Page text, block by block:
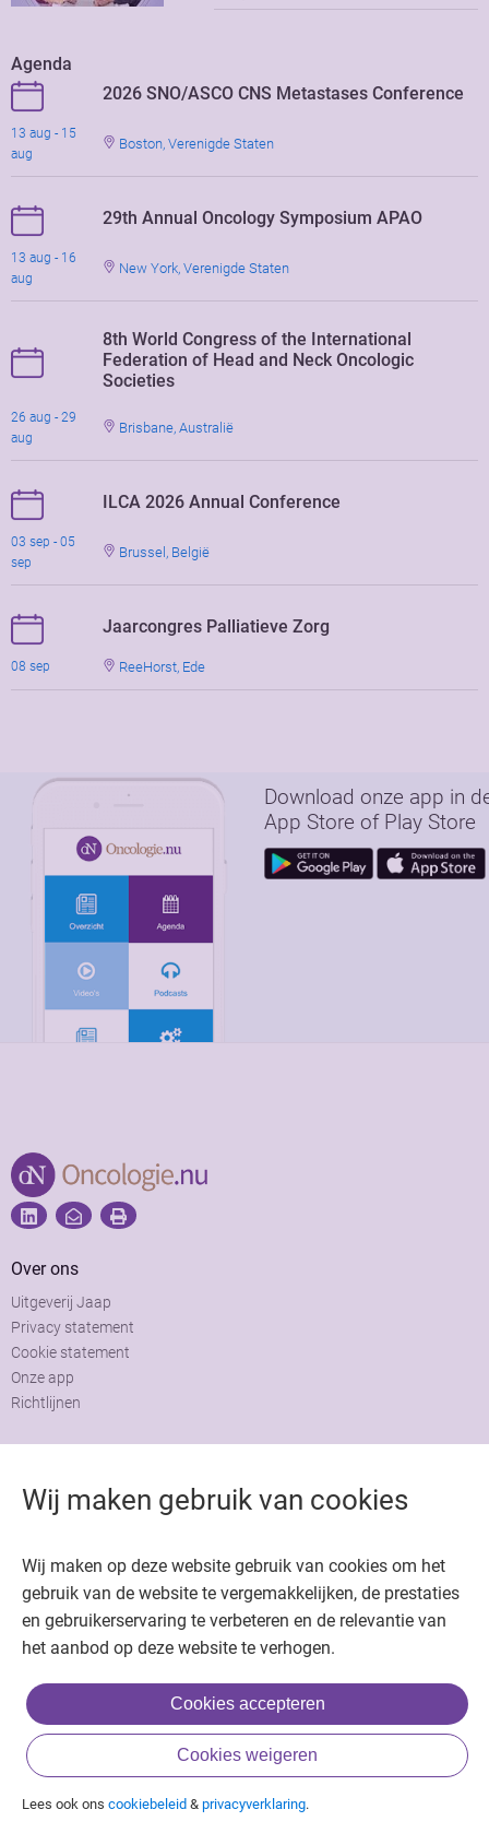
Wij maken gebruik van cookies
Wij maken op deze website gebruik van cookies om het
gebruik van de website te vergemakkelijken, de prestaties
en gebruikerservaring te verbeteren en de relevantie van
het aanbod op deze website te verhogen.
Cookies accepteren
Cookies weigeren
Lees ook ons cookiebeleid & privacyverklaring.
Agenda
2026 SNO/ASCO CNS Metastases Conference
13 aug - 15
aug
Boston, Verenigde Staten
29th Annual Oncology Symposium APAO
13 aug - 16
aug
New York, Verenigde Staten
8th World Congress of the International
Federation of Head and Neck Oncologic
Societies
26 aug - 29
aug
Brisbane, Australië
ILCA 2026 Annual Conference
03 sep - 05
sep
Brussel, België
Jaarcongres Palliatieve Zorg
08 sep ReeHorst, Ede
Download onze app in
App Store of Play Store
Over ons
Uitgeverij Jaap
Privacy statement
Cookie statement
Onze app
Richtlijnen
Adviesraad
Colofon